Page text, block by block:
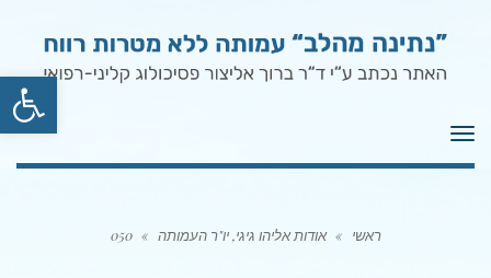
פתח
תפריט
ראשי » אודות אליהו גיגי, יו"ר העמותה »
050